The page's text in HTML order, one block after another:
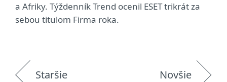
a Afriky. Týždenník Trend ocenil ESET trikrát za
sebou titulom Firma roka.
Staršie Novšie